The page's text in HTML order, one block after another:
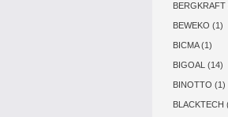
BERGKRAFT
BEWEKO (1)
BICMA (1)
BIGOAL (14)
BINOTTO (1)
BLACKTECH